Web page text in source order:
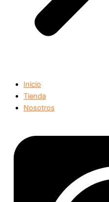
Inicio
Tienda
Nosotros